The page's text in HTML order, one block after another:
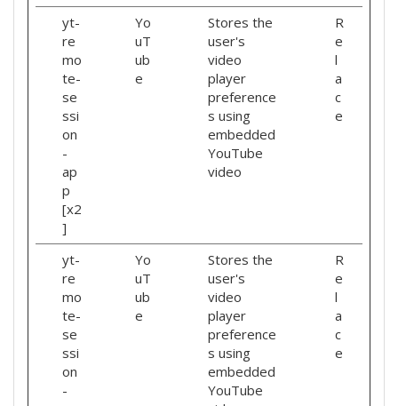
yt-
re
mo
te-
se
ssi
on
-
ap
p
[x2
]
Yo
uT
ub
e
Stores the
user's
video
player
preference
s using
embedded
YouTube
video
R
e
l
a
c
e
yt-
re
mo
te-
se
ssi
on
-
Yo
uT
ub
e
Stores the
user's
video
player
preference
s using
embedded
YouTube
R
e
l
a
c
e